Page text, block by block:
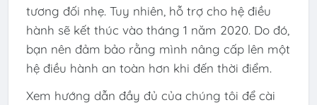
tương đối nhẹ. Tuy nhiên, hỗ trợ cho hệ điều
hành sẽ kết thúc vào tháng 1 năm 2020. Do đó,
bạn nên đảm bảo rằng mình nâng cấp lên một
hệ điều hành an toàn hơn khi đến thời điểm.
Xem hướng dẫn đầy đủ của chúng tôi để cài